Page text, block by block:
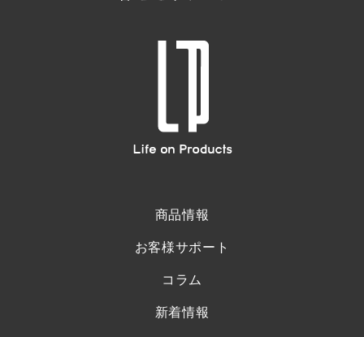
商品情報
お客様サポート
コラム
新着情報